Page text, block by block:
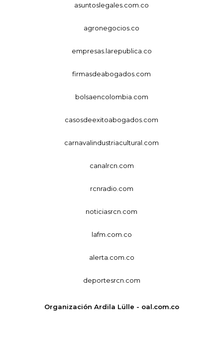
asuntoslegales.com.co
agronegocios.co
empresas.larepublica.co
firmasdeabogados.com
bolsaencolombia.com
casosdeexitoabogados.com
carnavalindustriacultural.com
canalrcn.com
rcnradio.com
noticiasrcn.com
lafm.com.co
alerta.com.co
deportesrcn.com
Organización Ardila Lülle - oal.com.co